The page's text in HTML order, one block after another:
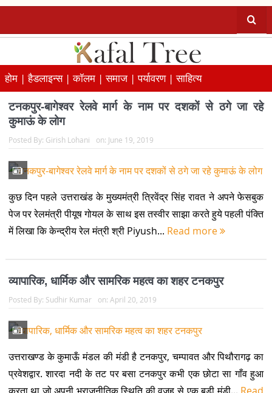
होम |हैडलाइन्स |कॉलम |समाज |पर्यावरण |साहित्य
टनकपुर-बागेश्वर रेलवे मार्ग के नाम पर दशकों से ठगे जा रहे
कुमाऊं के लोग
Posted By: Girish Lohani on: June 19, 2019
कुछ दिन पहले उत्तराखंड के मुख्यमंत्री त्रिवेंद्र सिंह रावत ने अपने फेसबुक
पेज पर रेलमंत्री पीयूष गोयल के साथ इस तस्वीर साझा करते हुये पहली पंक्ति
में लिखा कि केन्द्रीय रेल मंत्री श्री Piyush... Read more
व्यापारिक, धार्मिक और सामरिक महत्व का शहर टनकपुर
Posted By: Sudhir Kumar on: April 20, 2019
उत्तराखण्ड के कुमाऊँ मंडल की मंडी है टनकपुर, चम्पावत और पिथौरागढ़ का
प्रवेशद्वार. शारदा नदी के तट पर बसा टनकपुर कभी एक छोटा सा गाँव हुआ